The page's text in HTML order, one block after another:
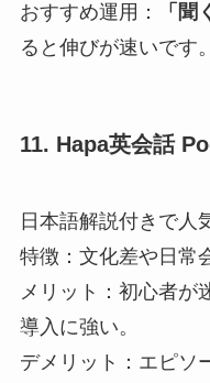
おすすめ運用：
「聞
ると伸びが速いです。
11. Hapa英会話
日本語解説付きで人
特徴：文化差や日常
メリット：初心者が
導入に強い。
デメリット：エピソ